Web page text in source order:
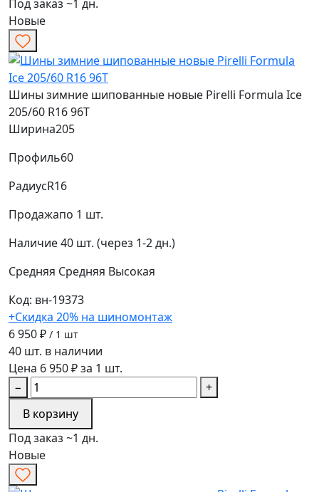
Под заказ ~1 дн.
Новые
Шины зимние шипованные новые Pirelli Formula Ice
205/60 R16 96T
Ширина205
Профиль60
РадиусR16
Продажапо 1 шт.
Наличие40 шт. (через 1-2 дн.)
Средняя Средняя Высокая
Код: вн-19373
+Скидка 20% на шиномонтаж
6 950 ₽ / 1 шт
40 шт. в наличии
Цена 6 950 ₽ за 1 шт.
−
+
В корзину
Под заказ ~1 дн.
Новые